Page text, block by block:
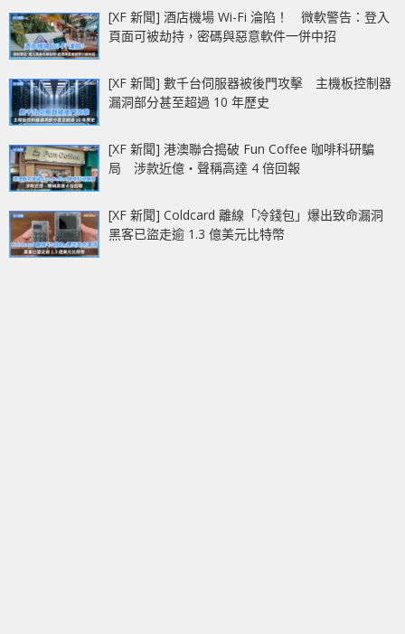
[XF 新聞] 酒店機場 Wi-Fi 淪陷！ 微軟警告：登入
頁面可被劫持，密碼與惡意軟件一併中招
[XF 新聞] 數千台伺服器被後門攻擊 主機板控制器
漏洞部分甚至超過 10 年歷史
[XF 新聞] 港澳聯合搗破 Fun Coffee 咖啡科研騙
局 涉款近億‧聲稱高達 4 倍回報
[XF 新聞] Coldcard 離線「冷錢包」爆出致命漏洞
黑客已盜走逾 1.3 億美元比特幣